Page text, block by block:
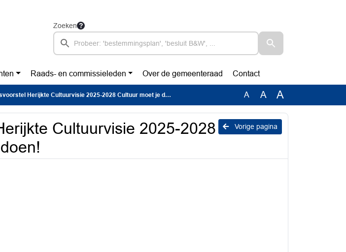
Zoeken
Raads- en commissieleden Over de gemeenteraad Contact
Herijkte Cultuurvisie 2025-2028 Cultuur moet je doen! A A A
Vorige pagina
Cultuurvisie 2025-2028